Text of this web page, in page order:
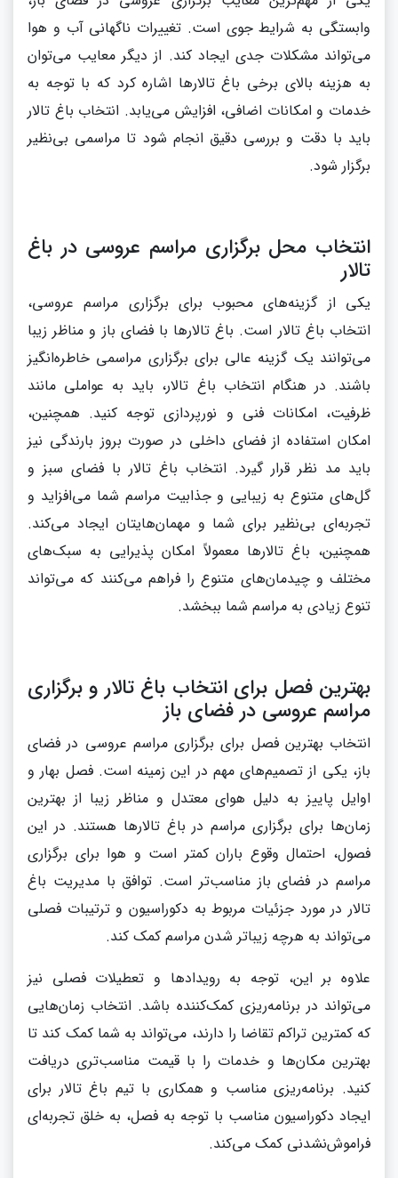
وابستگی به شرایط جوی است. تغییرات ناگهانی آب و هوا
می‌تواند مشکلات جدی ایجاد کند. از دیگر معایب می‌توان
به هزینه بالای برخی باغ تالارها اشاره کرد که با توجه به
خدمات و امکانات اضافی، افزایش می‌یابد. انتخاب باغ تالار
باید با دقت و بررسی دقیق انجام شود تا مراسمی بی‌نظیر
برگزار شود.
انتخاب محل برگزاری مراسم عروسی در باغ
تالار
یکی از گزینه‌های محبوب برای برگزاری مراسم عروسی،
انتخاب باغ تالار است. باغ تالارها با فضای باز و مناظر زیبا
می‌توانند یک گزینه عالی برای برگزاری مراسمی خاطره‌انگیز
باشند. در هنگام انتخاب باغ تالار، باید به عواملی مانند
ظرفیت، امکانات فنی و نورپردازی توجه کنید. همچنین،
امکان استفاده از فضای داخلی در صورت بروز بارندگی نیز
باید مد نظر قرار گیرد. انتخاب باغ تالار با فضای سبز و
گل‌های متنوع به زیبایی و جذابیت مراسم شما می‌افزاید و
تجربه‌ای بی‌نظیر برای شما و مهمان‌هایتان ایجاد می‌کند.
همچنین، باغ تالارها معمولاً امکان پذیرایی به سبک‌های
مختلف و چیدمان‌های متنوع را فراهم می‌کنند که می‌تواند
تنوع زیادی به مراسم شما ببخشد.
بهترین فصل برای انتخاب باغ تالار و برگزاری
مراسم عروسی در فضای باز
انتخاب بهترین فصل برای برگزاری مراسم عروسی در فضای
باز، یکی از تصمیم‌های مهم در این زمینه است. فصل بهار و
اوایل پاییز به دلیل هوای معتدل و مناظر زیبا از بهترین
زمان‌ها برای برگزاری مراسم در باغ تالارها هستند. در این
فصول، احتمال وقوع باران کمتر است و هوا برای برگزاری
مراسم در فضای باز مناسب‌تر است. توافق با مدیریت باغ
تالار در مورد جزئیات مربوط به دکوراسیون و ترتیبات فصلی
می‌تواند به هرچه زیباتر شدن مراسم کمک کند.
علاوه بر این، توجه به رویدادها و تعطیلات فصلی نیز
می‌تواند در برنامه‌ریزی کمک‌کننده باشد. انتخاب زمان‌هایی
که کمترین تراکم تقاضا را دارند، می‌تواند به شما کمک کند تا
بهترین مکان‌ها و خدمات را با قیمت مناسب‌تری دریافت
کنید. برنامه‌ریزی مناسب و همکاری با تیم باغ تالار برای
ایجاد دکوراسیون مناسب با توجه به فصل، به خلق تجربه‌ای
فراموش‌نشدنی کمک می‌کند.